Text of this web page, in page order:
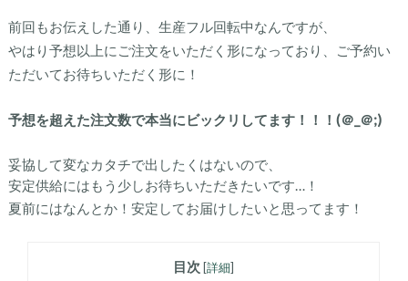
前回もお伝えした通り、生産フル回転中なんですが、
やはり予想以上にご注文をいただく形になっており、ご予約い
ただいてお待ちいただく形に！
予想を超えた注文数で本当にビックリしてます！！！(＠_＠;)
妥協して変なカタチで出したくはないので、
安定供給にはもう少しお待ちいただきたいです…！
夏前にはなんとか！安定してお届けしたいと思ってます！
目次 [詳細]